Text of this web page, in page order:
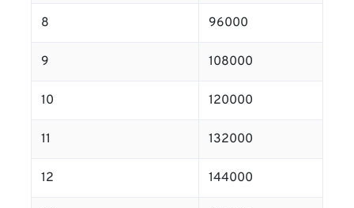
8 96000
9 108000
10 120000
11 132000
12 144000